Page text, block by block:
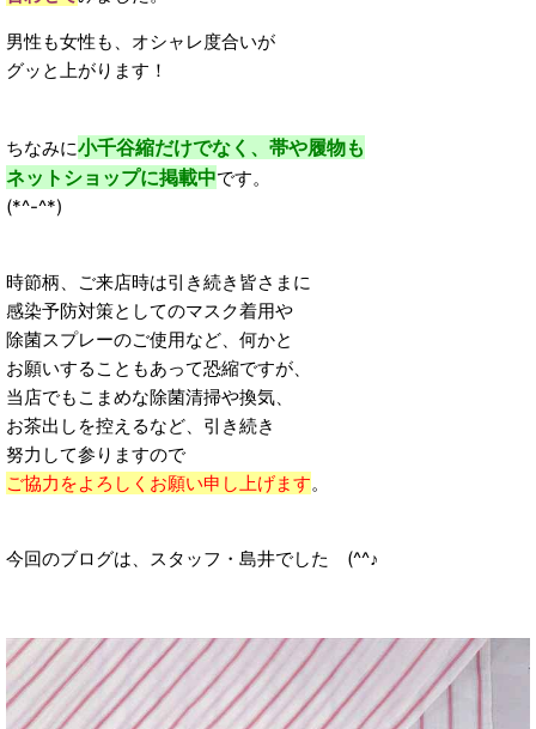
男性も女性も、オシャレ度合いが
グッと上がります！
ちなみに小千谷縮だけでなく、帯や履物も
ネットショップに掲載中です。
(*^-^*)
時節柄、ご来店時は引き続き皆さまに
感染予防対策としてのマスク着用や
除菌スプレーのご使用など、何かと
お願いすることもあって恐縮ですが、
当店でもこまめな除菌清掃や換気、
お茶出しを控えるなど、引き続き
努力して参りますので
ご協力をよろしくお願い申し上げます。
今回のブログは、スタッフ・島井でした (^^♪